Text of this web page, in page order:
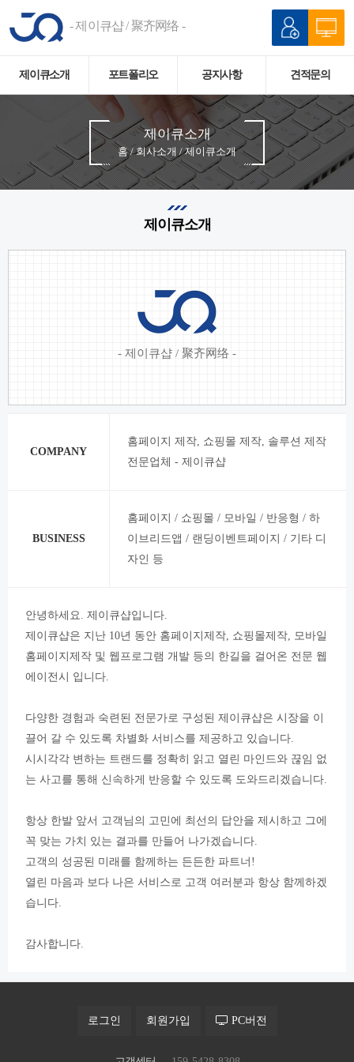
- 제이큐샵 / 聚齐网络 -
제이큐소개 포트폴리오 공지사항 견적문의
제이큐소개
홈 / 회사소개 / 제이큐소개
제이큐소개
- 제이큐샵 / 聚齐网络 -
COMPANY
홈페이지 제작, 쇼핑몰 제작, 솔루션 제작
전문업체 - 제이큐샵
BUSINESS
홈페이지 / 쇼핑몰 / 모바일 / 반응형 / 하
이브리드앱 / 랜딩이벤트페이지 / 기타 디
자인 등
안녕하세요. 제이큐샵입니다.
제이큐샵은 지난 10년 동안 홈페이지제작, 쇼핑몰제작, 모바일
홈페이지제작 및 웹프로그램 개발 등의 한길을 걸어온 전문 웹
에이전시 입니다.
다양한 경험과 숙련된 전문가로 구성된 제이큐샵은 시장을 이
끌어 갈 수 있도록 차별화 서비스를 제공하고 있습니다.
시시각각 변하는 트랜드를 정확히 읽고 열린 마인드와 끊임 없
는 사고를 통해 신속하게 반응할 수 있도록 도와드리겠습니다.
항상 한발 앞서 고객님의 고민에 최선의 답안을 제시하고 그에
꼭 맞는 가치 있는 결과를 만들어 나가겠습니다.
고객의 성공된 미래를 함께하는 든든한 파트너!
열린 마음과 보다 나은 서비스로 고객 여러분과 항상 함께하겠
습니다.
감사합니다.
로그인 회원가입 PC버전